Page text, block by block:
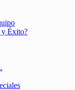
y Éxito?